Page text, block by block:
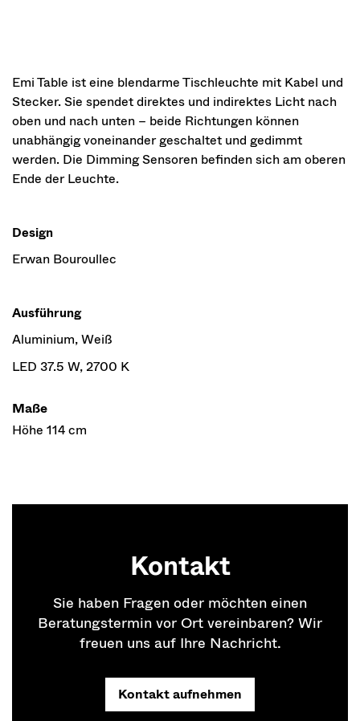
Emi Table ist eine blendarme Tischleuchte mit Kabel und
Stecker. Sie spendet direktes und indirektes Licht nach
oben und nach unten – beide Richtungen können
unabhängig voneinander geschaltet und gedimmt
werden. Die Dimming Sensoren befinden sich am oberen
Ende der Leuchte.
Design
Erwan Bouroullec
Ausführung
Aluminium, Weiß
LED 37.5 W, 2700 K
Maße
Höhe 114 cm
Kontakt
Sie haben Fragen oder möchten einen
Beratungstermin vor Ort vereinbaren? Wir
freuen uns auf Ihre Nachricht.
Kontakt aufnehmen